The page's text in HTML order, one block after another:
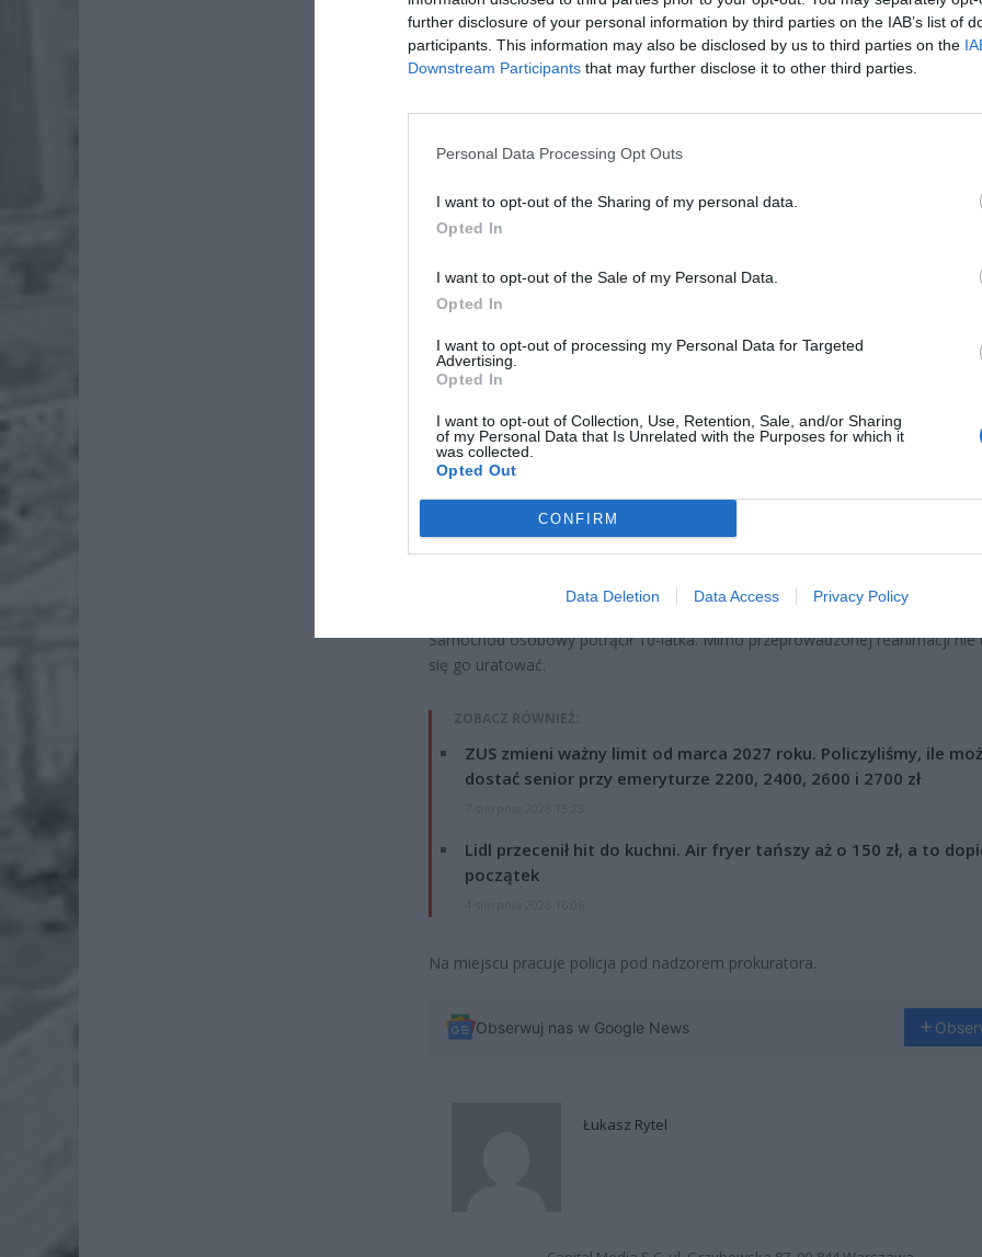
further disclosure of your personal information by third parties on the IAB’s list of
participants. This information may also be disclosed by us to third parties on the
Downstream Participants that may further disclose it to other third parties.
Personal Data Processing Opt Outs
I want to opt-out of the Sharing of my personal data.
Opted In
I want to opt-out of the Sale of my Personal Data.
Opted In
I want to opt-out of processing my Personal Data for Targeted
Advertising.
Opted In
I want to opt-out of Collection, Use, Retention, Sale, and/or Sharing
of my Personal Data that Is Unrelated with the Purposes for which it
was collected.
Opted Out
CONFIRM
Data Deletion Data Access Privacy Policy
Fot. Warszawa w Pigułce
Samochód osobowy potrącił 10-latka. Mimo przeprowadzonej reanimacji nie
się go uratować.
ZOBACZ RÓWNIEŻ:
ZUS zmieni ważny limit od marca 2027 roku. Policzyliśmy, ile
dostać senior przy emeryturze 2200, 2400, 2600 i 2700 zł
Lidl przecenił hit do kuchni. Air fryer tańszy aż o 150 zł, a to
początek
Na miejscu pracuje policja pod nadzorem prokuratora.
Obserwuj nas w Google News
Łukasz Rytel